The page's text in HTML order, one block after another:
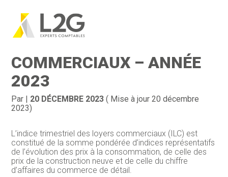
Aller
au
Création d’entreprise
Pilotage d’entreprise
Gestion
Juridique
Dématérialisation / collecte
COMMERCIAUX – ANNÉE
2023
Par | 20 DÉCEMBRE 2023 ( Mise à jour 20 décembre
2023)
L’indice trimestriel des loyers commerciaux (ILC) est
constitué de la somme pondérée d’indices représentatifs
de l’évolution des prix à la consommation, de celle des
prix de la construction neuve et de celle du chiffre
d’affaires du commerce de détail.